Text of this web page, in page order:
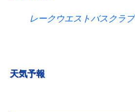
R５.５.5釣果情報更新しました。
レークウエストバスクラブ
天気予報